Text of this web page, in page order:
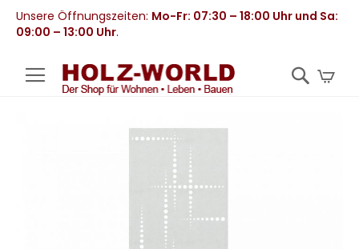
Unsere Öffnungszeiten: Mo-Fr: 07:30 – 18:00 Uhr und Sa:
09:00 – 13:00 Uhr.